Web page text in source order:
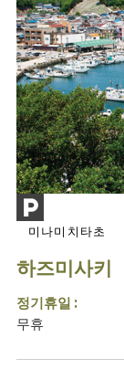
미나미치타초
하즈미사키
정기휴일 :
무휴